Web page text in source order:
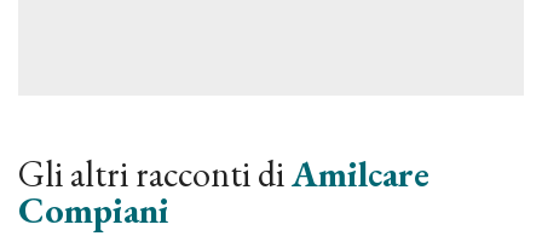
Gli altri racconti diAmilcare
Compiani